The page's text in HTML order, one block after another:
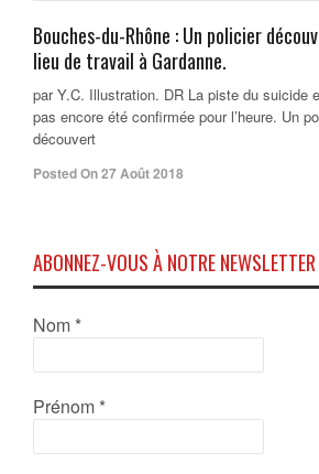
Bouches-du-Rhône : Un policier
lieu de travail à Gardanne.
par Y.C. Illustration. DR La piste du suicide
pas encore été confirmée pour l’heure. Un
découvert
Posted On 27 Août 2018
ABONNEZ-VOUS À NOTRE NEWSLETTER
Nom *
Prénom *